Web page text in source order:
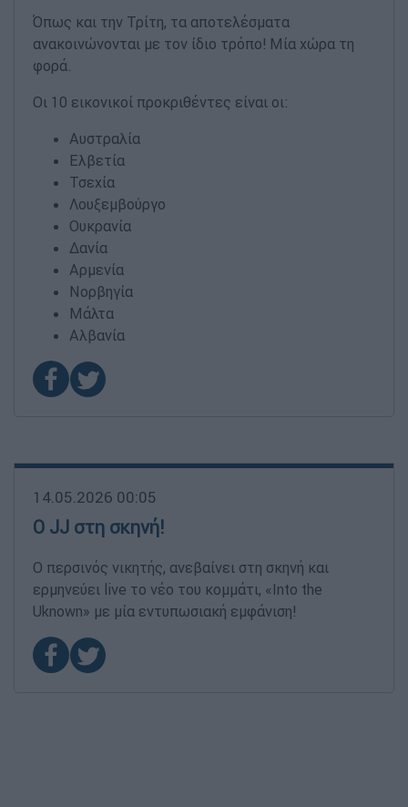
Όπως και την Τρίτη, τα αποτελέσματα
ανακοινώνονται με τον ίδιο τρόπο! Μία χώρα τη
φορά.
Οι 10 εικονικοί προκριθέντες είναι οι:
Αυστραλία
Ελβετία
Τσεχία
Λουξεμβούργο
Ουκρανία
Δανία
Αρμενία
Νορβηγία
Μάλτα
Αλβανία
14.05.2026 00:05
Ο JJ στη σκηνή!
Ο περσινός νικητής, ανεβαίνει στη σκηνή και
ερμηνεύει live το νέο του κομμάτι, «Into the
Uknown» με μία εντυπωσιακή εμφάνιση!